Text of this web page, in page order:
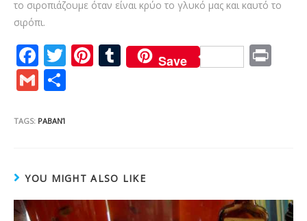
Μαρμελάδα μήλο στα γρήγορα
29/01/2016